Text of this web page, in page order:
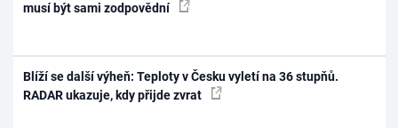
musí být sami zodpovědní
Blíží se další výheň: Teploty v Česku vyletí na 36 stupňů.
RADAR ukazuje, kdy přijde zvrat